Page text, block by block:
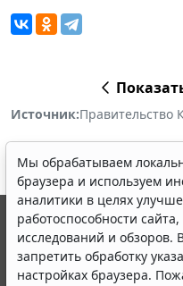
Источник:Правительство
Мы обрабатываем
браузера и используем
аналитики в целях
работоспособности
исследований и обзоров.
запретить обработку
настройках браузера.
© ООО "НПП "ГАРАНТ-
выпускается с 1990 года.
являются участниками